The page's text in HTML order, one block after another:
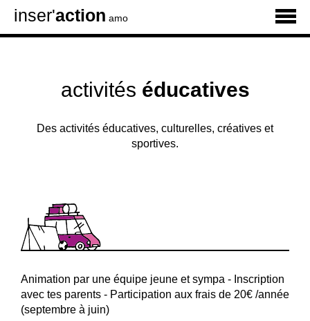
inser'action amo
activités éducatives
Des activités éducatives, culturelles, créatives et
sportives.
Animation par une équipe jeune et sympa - Inscription
avec tes parents - Participation aux frais de 20€ /année
(septembre à juin)